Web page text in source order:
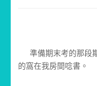
準備期末考的那段
的窩在我房間唸書。